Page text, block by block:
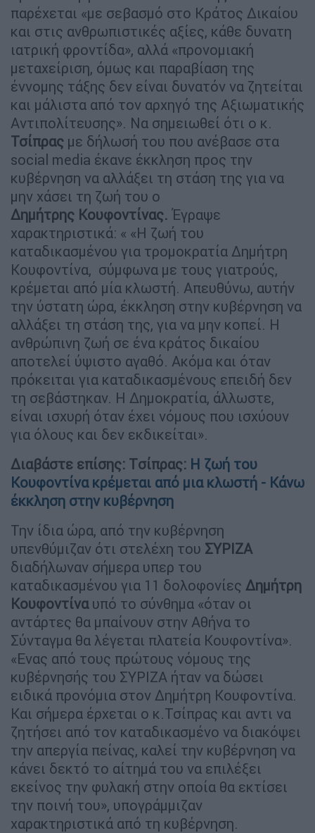
παρέχεται «με σεβασμό στο Κράτος Δικαίου
και στις ανθρωπιστικές αξίες, κάθε δυνατη
ιατρική φροντίδα», αλλά «προνομιακή
μεταχείριση, όμως και παραβίαση της
έννομης τάξης δεν είναι δυνατόν να ζητείται
και μάλιστα από τον αρχηγό της Αξιωματικής
Αντιπολίτευσης». Να σημειωθεί ότι ο κ.
Τσίπρας με δήλωσή του που ανέβασε στα
social media έκανε έκκληση προς την
κυβέρνηση να αλλάξει τη στάση της για να
μην χάσει τη ζωή του ο
Δημήτρης Κουφοντίνας. Έγραψε
χαρακτηριστικά: « «Η ζωή του
καταδικασμένου για τρομοκρατία Δημήτρη
Κουφοντίνα, σύμφωνα με τους γιατρούς,
κρέμεται από μία κλωστή. Απευθύνω, αυτήν
την ύστατη ώρα, έκκληση στην κυβέρνηση να
αλλάξει τη στάση της, για να μην κοπεί. Η
ανθρώπινη ζωή σε ένα κράτος δικαίου
αποτελεί ύψιστο αγαθό. Ακόμα και όταν
πρόκειται για καταδικασμένους επειδή δεν
τη σεβάστηκαν. Η Δημοκρατία, άλλωστε,
είναι ισχυρή όταν έχει νόμους που ισχύουν
για όλους και δεν εκδικείται».
Διαβάστε επίσης: Tσίπρας: H ζωή του
Κουφοντίνα κρέμεται από μια κλωστή - Κάνω
έκκληση στην κυβέρνηση
Την ίδια ώρα, από την κυβέρνηση
υπενθύμιζαν ότι στελέχη του ΣΥΡΙΖΑ
διαδήλωναν σήμερα υπερ του
καταδικασμένου για 11 δολοφονίες Δημήτρη
Κουφοντίναυπό το σύνθημα «όταν οι
αντάρτες θα μπαίνουν στην Αθήνα το
Σύνταγμα θα λέγεται πλατεία Κουφοντίνα».
«Ενας από τους πρώτους νόμους της
κυβέρνησής του ΣΥΡΙΖΑ ήταν να δώσει
ειδικά προνόμια στον Δημήτρη Κουφοντίνα.
Και σήμερα έρχεται ο κ.Τσίπρας και αντι να
ζητήσει από τον καταδικασμένο να διακόψει
την απεργία πείνας, καλεί την κυβέρνηση να
κάνει δεκτό το αίτημά του να επιλέξει
εκείνος την φυλακή στην οποία θα εκτίσει
την ποινή του», υπογράμμιζαν
χαρακτηριστικά από τη κυβέρνηση.